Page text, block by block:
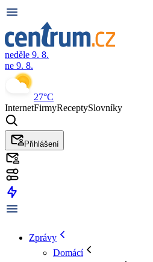
neděle 9. 8.
ne 9. 8.
27°C
InternetFirmyReceptySlovníky
Přihlášení
Zprávy
Domácí